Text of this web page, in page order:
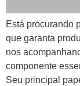
Está procurando
que garanta
nos
componente
Seu principal